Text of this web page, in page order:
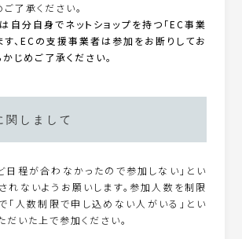
了承ください。
自分自身でネットショップを持つ「EC事業
す、ECの支援事業者は参加をお断りしてお
じめご了承ください。
関しまして
日程が合わなかったので参加しない」とい
れないようお願いします。参加人数を制限
「人数制限で申し込めない人がいる」とい
だいた上で参加ください。